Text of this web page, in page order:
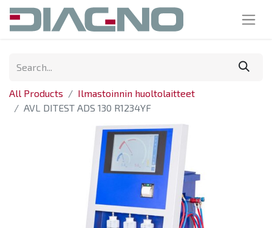
All Products
Ilmastoinnin huoltolaitteet
AVL DITEST ADS 130 R1234YF